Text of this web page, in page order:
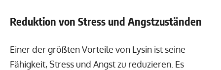
Reduktion von Stress und Angstzuständen
Einer der größten Vorteile von Lysin ist seine
Fähigkeit, Stress und Angst zu reduzieren. Es